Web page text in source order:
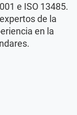
e ISO 13485.
de la
en la